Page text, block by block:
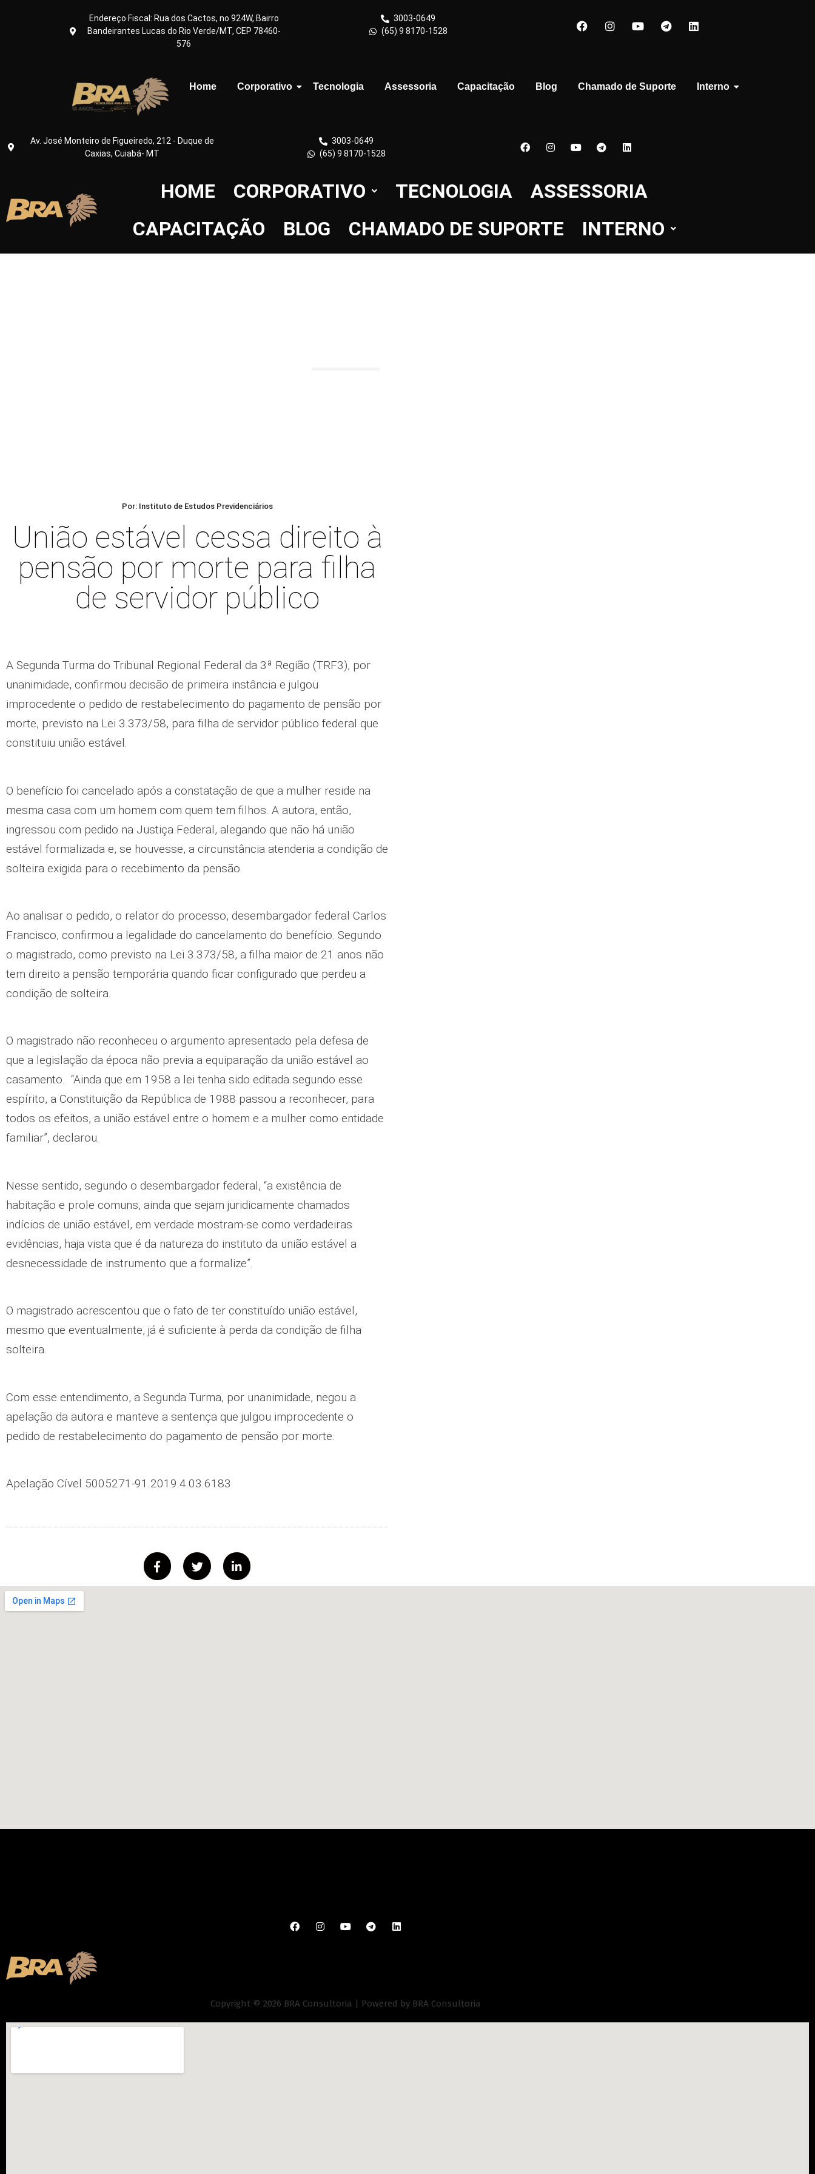
Endereço Fiscal: Rua dos Cactos, no 924W, Bairro
Bandeirantes Lucas do Rio Verde/MT, CEP 78460-
576
3003-0649
(65) 9 8170-1528
Home Corporativo Tecnologia Assessoria Capacitação Blog Chamado de Suporte Interno
Av. José Monteiro de Figueiredo, 212 - Duque de
Caxias, Cuiabá- MT
3003-0649
(65) 9 8170-1528
HOME CORPORATIVO TECNOLOGIA
ASSESSORIA
CAPACITAÇÃO
BLOG CHAMADO DE SUPORTE INTERNO
Por: Instituto de Estudos Previdenciários
União estável cessa direito à
pensão por morte para filha
de servidor público
A Segunda Turma do Tribunal Regional Federal da 3ª Região (TRF3), por
unanimidade, confirmou decisão de primeira instância e julgou
improcedente o pedido de restabelecimento do pagamento de pensão por
morte, previsto na Lei 3.373/58, para filha de servidor público federal que
constituiu união estável.
O benefício foi cancelado após a constatação de que a mulher reside na
mesma casa com um homem com quem tem filhos. A autora, então,
ingressou com pedido na Justiça Federal, alegando que não há união
estável formalizada e, se houvesse, a circunstância atenderia a condição de
solteira exigida para o recebimento da pensão.
Ao analisar o pedido, o relator do processo, desembargador federal Carlos
Francisco, confirmou a legalidade do cancelamento do benefício. Segundo
o magistrado, como previsto na Lei 3.373/58, a filha maior de 21 anos não
tem direito a pensão temporária quando ficar configurado que perdeu a
condição de solteira.
O magistrado não reconheceu o argumento apresentado pela defesa de
que a legislação da época não previa a equiparação da união estável ao
casamento. “Ainda que em 1958 a lei tenha sido editada segundo esse
espírito, a Constituição da República de 1988 passou a reconhecer, para
todos os efeitos, a união estável entre o homem e a mulher como entidade
familiar”, declarou.
Nesse sentido, segundo o desembargador federal, “a existência de
habitação e prole comuns, ainda que sejam juridicamente chamados
indícios de união estável, em verdade mostram-se como verdadeiras
evidências, haja vista que é da natureza do instituto da união estável a
desnecessidade de instrumento que a formalize”.
O magistrado acrescentou que o fato de ter constituído união estável,
mesmo que eventualmente, já é suficiente à perda da condição de filha
solteira.
Com esse entendimento, a Segunda Turma, por unanimidade, negou a
apelação da autora e manteve a sentença que julgou improcedente o
pedido de restabelecimento do pagamento de pensão por morte.
Apelação Cível 5005271-91.2019.4.03.6183
Copyright © 2026 BRA Consultoria | Powered by BRA Consultoria